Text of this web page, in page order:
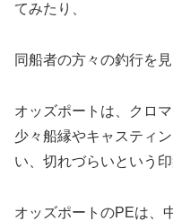
てみたり、
同船者の方々の釣行を
オッズポートは、クロ
少々船縁やキャスティ
い、切れづらいという印
オッズポートのPEは、